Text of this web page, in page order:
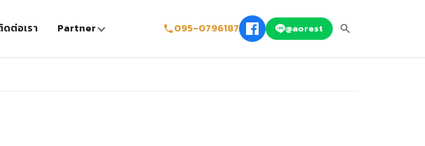
ดต่อเรา Partner 095-0796187 @aorest